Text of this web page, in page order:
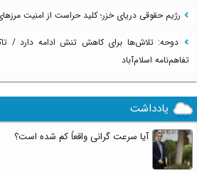
رژیم حقوقی دریای خزر؛ کلید حراست از امنیت
دوحه: تلاش‌ها برای کاهش تنش ادامه دارد /
تفاهم‌نامه اسلام‌آباد
یادداشت
آیا سرعت گرانی واقعاً کم شده است؟